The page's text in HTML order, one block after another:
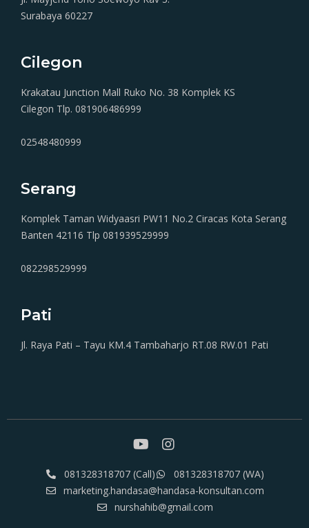
Surabaya 60227
Cilegon
Krakatau Junction Mall Ruko No. 38 Komplek KS
Cilegon Tlp. 081906486999
02548480999
Serang
Komplek Taman Widyaasri PW11 No.2 Ciracas Kota Serang
Banten 42116 Tlp 081939529999
082298529999
Pati
Jl. Raya Pati – Tayu KM.4 Tambaharjo RT.08 RW.01 Pati
081328318707 (Call)
081328318707 (WA)
marketing.handasa@handasa-konsultan.com
nurshahib@gmail.com